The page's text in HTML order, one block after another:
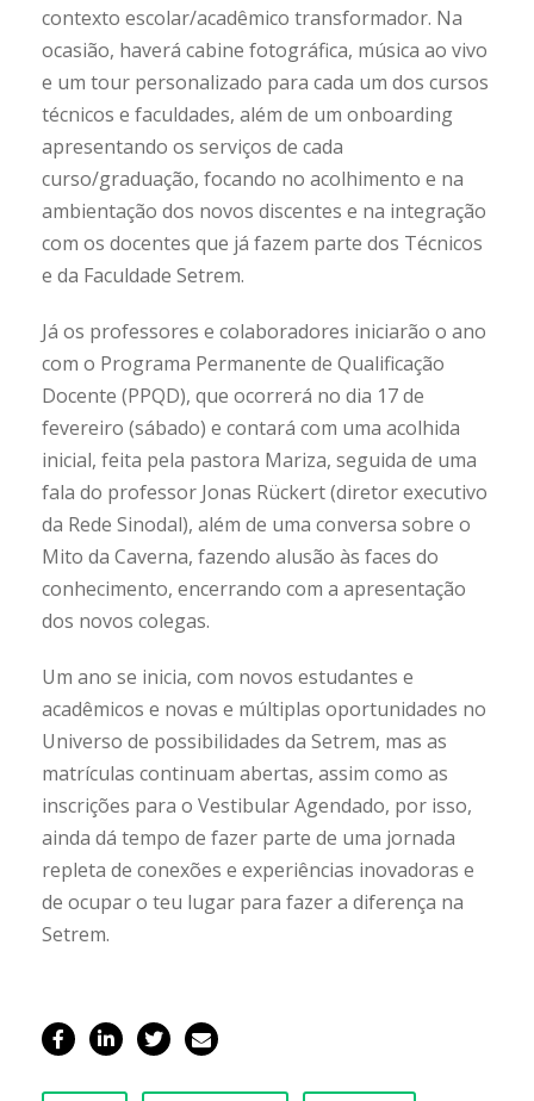
contexto escolar/acadêmico transformador. Na
ocasião, haverá cabine fotográfica, música ao vivo
e um tour personalizado para cada um dos cursos
técnicos e faculdades, além de um onboarding
apresentando os serviços de cada
curso/graduação, focando no acolhimento e na
ambientação dos novos discentes e na integração
com os docentes que já fazem parte dos Técnicos
e da Faculdade Setrem.
Já os professores e colaboradores iniciarão o ano
com o Programa Permanente de Qualificação
Docente (PPQD), que ocorrerá no dia 17 de
fevereiro (sábado) e contará com uma acolhida
inicial, feita pela pastora Mariza, seguida de uma
fala do professor Jonas Rückert (diretor executivo
da Rede Sinodal), além de uma conversa sobre o
Mito da Caverna, fazendo alusão às faces do
conhecimento, encerrando com a apresentação
dos novos colegas.
Um ano se inicia, com novos estudantes e
acadêmicos e novas e múltiplas oportunidades no
Universo de possibilidades da Setrem, mas as
matrículas continuam abertas, assim como as
inscrições para o Vestibular Agendado, por isso,
ainda dá tempo de fazer parte de uma jornada
repleta de conexões e experiências inovadoras e
de ocupar o teu lugar para fazer a diferença na
Setrem.